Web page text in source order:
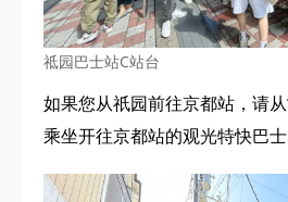
祗园巴士站C站台
如果您从祇园前往京都站，请
乘坐开往京都站的观光特快巴士